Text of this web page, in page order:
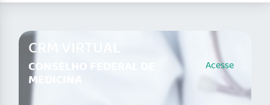
CRM VIRTUAL
CONSELHO FEDERAL DE
MEDICINA
Acesse